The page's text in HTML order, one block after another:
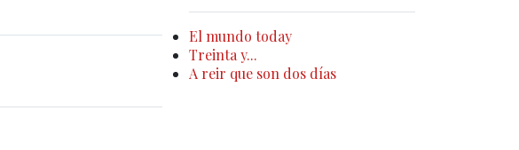
El mundo today
Treinta y...
A reir que son dos días